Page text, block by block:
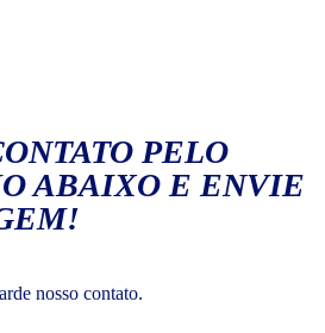
PELO
ABAIXO E ENVIE
nosso contato.